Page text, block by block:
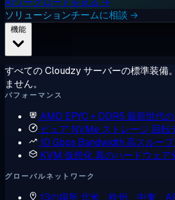
ソリューションチームに相談 →
すべての Cloudzy サーバーの標準装備
ません。
パフォーマンス
AMD EPYC + DDR5 最新世代
ピュア NVMe ストレージ 回転
10 Gbps Bandwidth 高スルー
KVM 仮想化真のハードウェア
グローバルネットワーク
13の場所北米、欧州、中東、